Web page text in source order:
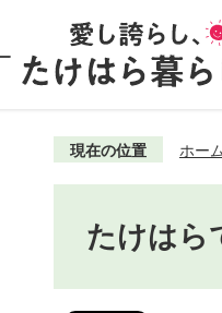
現在の位置 ホーム
たけはら